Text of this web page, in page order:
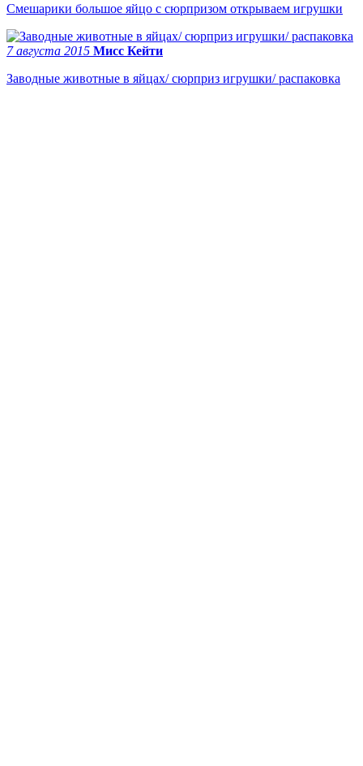
Смешарики большое яйцо с сюрпризом открываем игрушки
7 августа 2015 Мисс Кейти
Заводные животные в яйцах/ сюрприз игрушки/ распаковка